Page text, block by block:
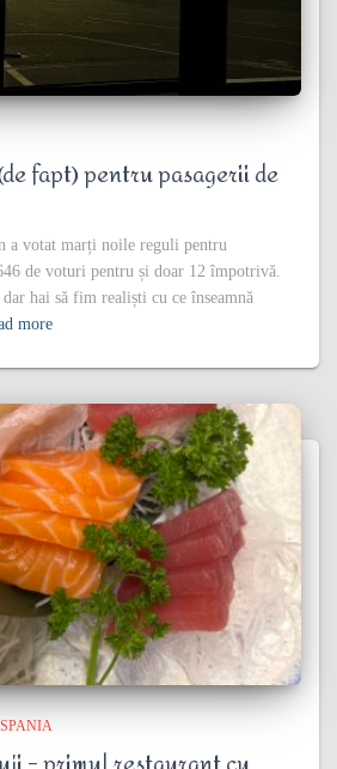
fapt) pentru pasagerii de
a votat marți noile reguli pentru
de voturi pentru și doar 12 împotrivă.
hai să fim realiști cu ce înseamnă
more
SPANIA